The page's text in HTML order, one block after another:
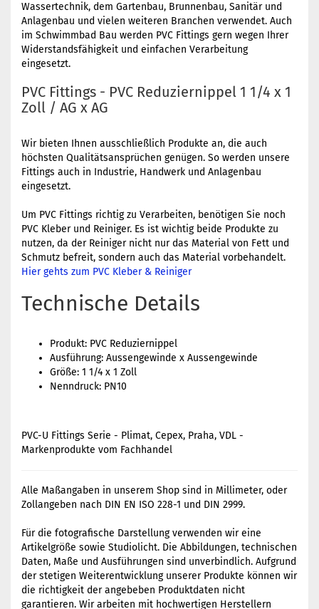
Wassertechnik, dem Gartenbau, Brunnenbau, Sanitär und
Anlagenbau und vielen weiteren Branchen verwendet. Auch
im Schwimmbad Bau werden PVC Fittings gern wegen Ihrer
Widerstandsfähigkeit und einfachen Verarbeitung
eingesetzt.
PVC Fittings - PVC Reduziernippel 1 1/4 x 1
Zoll / AG x AG
Wir bieten Ihnen ausschließlich Produkte an, die auch
höchsten Qualitätsansprüchen genügen. So werden unsere
Fittings auch in Industrie, Handwerk und Anlagenbau
eingesetzt.
Um PVC Fittings richtig zu Verarbeiten, benötigen Sie noch
PVC Kleber und Reiniger. Es ist wichtig beide Produkte zu
nutzen, da der Reiniger nicht nur das Material von Fett und
Schmutz befreit, sondern auch das Material vorbehandelt.
Hier gehts zum PVC Kleber & Reiniger
Technische Details
Produkt: PVC Reduziernippel
Ausführung: Aussengewinde x Aussengewinde
Größe: 1 1/4 x 1 Zoll
Nenndruck: PN10
PVC-U Fittings Serie - Plimat, Cepex, Praha, VDL -
Markenprodukte vom Fachhandel
Alle Maßangaben in unserem Shop sind in Millimeter, oder
Zollangeben nach DIN EN ISO 228-1 und DIN 2999.
Für die fotografische Darstellung verwenden wir eine
Artikelgröße sowie Studiolicht. Die Abbildungen, technischen
Daten, Maße und Ausführungen sind unverbindlich. Aufgrund
der stetigen Weiterentwicklung unserer Produkte können wir
die richtigkeit der angebeben Produktdaten nicht
garantieren. Wir arbeiten mit hochwertigen Herstellern